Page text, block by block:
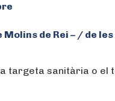
Molins de Rei – / de
targeta sanitària o el